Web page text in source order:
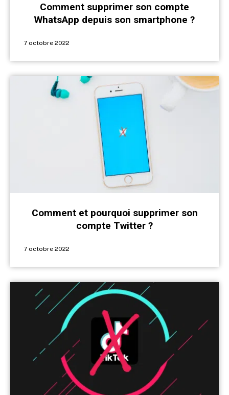
Comment supprimer son compte
WhatsApp depuis son smartphone ?
7 octobre 2022
Comment et pourquoi supprimer son
compte Twitter ?
7 octobre 2022